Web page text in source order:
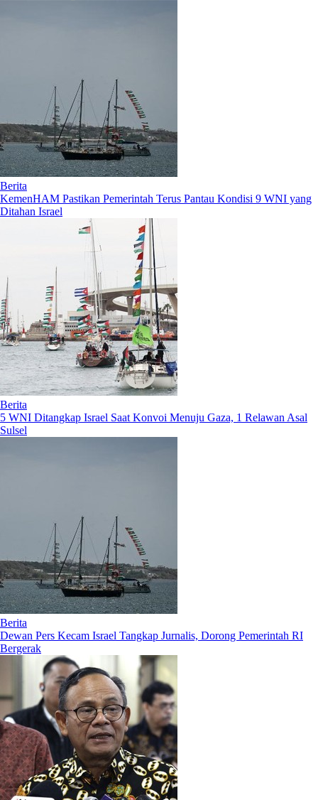
Berita
KemenHAM Pastikan Pemerintah Terus Pantau Kondisi 9 WNI yang
Ditahan Israel
Berita
5 WNI Ditangkap Israel Saat Konvoi Menuju Gaza, 1 Relawan Asal
Sulsel
Berita
Dewan Pers Kecam Israel Tangkap Jurnalis, Dorong Pemerintah RI
Bergerak